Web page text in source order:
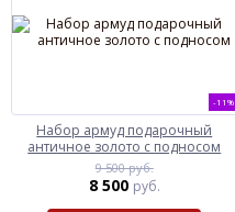
-11%
Набор армуд подарочный
античное золото с подносом
9 500 руб.
8 500 руб.